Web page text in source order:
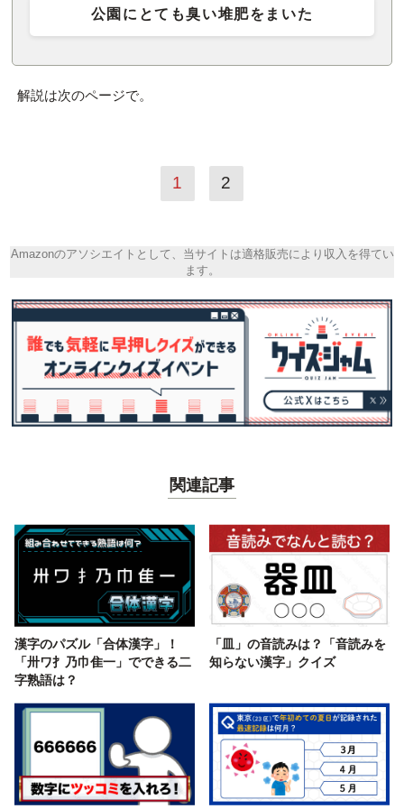
公園にとても臭い堆肥をまいた
解説は次のページで。
1 2
Amazonのアソシエイトとして、当サイトは適格販売により収入を得てい
ます。
関連記事
漢字のパズル「合体漢字」！
「卅ワ扌乃巾隹一」でできる二
字熟語は？
「皿」の音読みは？「音読みを
知らない漢字」クイズ